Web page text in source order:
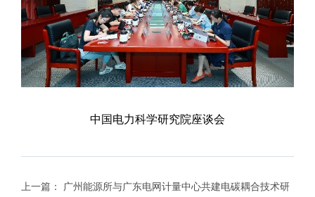
中国电力科学研究院座谈会
上一篇：
广州能源所与广东电网计量中心共建电碳耦合技术研